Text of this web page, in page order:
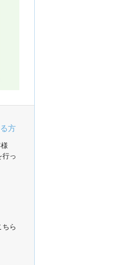
方
行っ
ちら